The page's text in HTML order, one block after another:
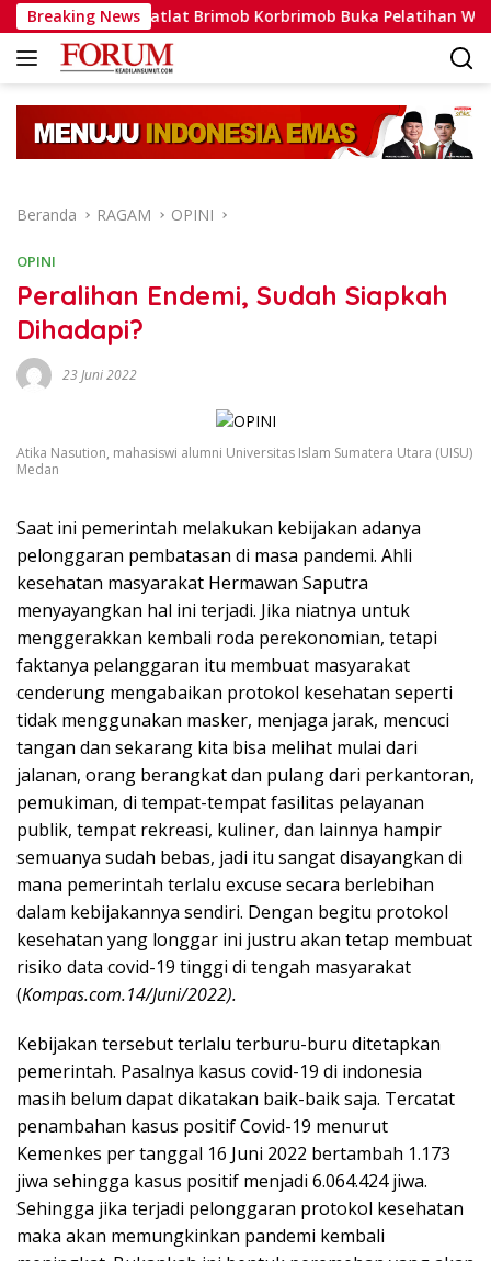
Langsung
ke
konten
Breaking News
Dansatlat Brimob Korbrimob Buka Pelatihan Wanteror
Beranda RAGAM OPINI
OPINI
Peralihan Endemi, Sudah Siapkah
Dihadapi?
23 Juni 2022
Atika Nasution, mahasiswi alumni Universitas Islam Sumatera Utara (UISU)
Medan
Saat ini pemerintah melakukan kebijakan adanya
pelonggaran pembatasan di masa pandemi. Ahli
kesehatan masyarakat Hermawan Saputra
menyayangkan hal ini terjadi. Jika niatnya untuk
menggerakkan kembali roda perekonomian, tetapi
faktanya pelanggaran itu membuat masyarakat
cenderung mengabaikan protokol kesehatan seperti
tidak menggunakan masker, menjaga jarak, mencuci
tangan dan sekarang kita bisa melihat mulai dari
jalanan, orang berangkat dan pulang dari perkantoran,
pemukiman, di tempat-tempat fasilitas pelayanan
publik, tempat rekreasi, kuliner, dan lainnya hampir
semuanya sudah bebas, jadi itu sangat disayangkan di
mana pemerintah terlalu excuse secara berlebihan
dalam kebijakannya sendiri. Dengan begitu protokol
kesehatan yang longgar ini justru akan tetap membuat
risiko data covid-19 tinggi di tengah masyarakat
(Kompas.com.14/Juni/2022).
Kebijakan tersebut terlalu terburu-buru ditetapkan
pemerintah. Pasalnya kasus covid-19 di indonesia
masih belum dapat dikatakan baik-baik saja. Tercatat
penambahan kasus positif Covid-19 menurut
Kemenkes per tanggal 16 Juni 2022 bertambah 1.173
jiwa sehingga kasus positif menjadi 6.064.424 jiwa.
Sehingga jika terjadi pelonggaran protokol kesehatan
maka akan memungkinkan pandemi kembali